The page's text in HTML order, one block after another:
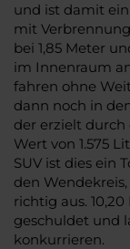
und ist damit
mit
bei 1,85 Meter
im Innenraum
fahren ohne
dann noch in
der erzielt durch
Wert von 1.575
SUV ist dies ein
den
richtig aus.
geschuldet und
konkurrieren.